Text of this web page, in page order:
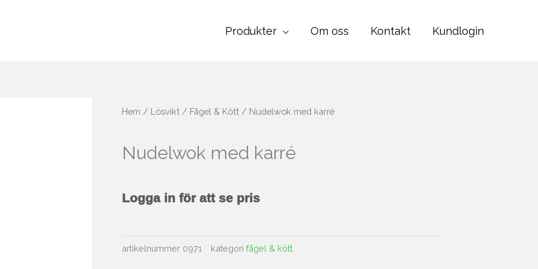
Produkter Om oss Kontakt Kundlogin
Hem / Lösvikt/ Fågel & Kött/ Nudelwok med karré
Nudelwok med karré
Logga in för att se pris
artikelnummer 0971 kategori fågel & kött